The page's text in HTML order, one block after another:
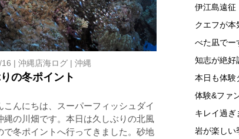
| 沖縄店海ログ | 沖縄
の冬ポイント
こんにちは、スーパーフィッシュダイ
縄の川畑です。本日は久しぶりの北風
で冬ポイントへ行ってきました。砂地
伊江島遠征
クエフが本
べた凪でー
知志が絶好
本日も体験
体験&ファ
キレイ過ぎ
岩が楽しい
不能なクジラの行動や、クジラとの接触によってトラ
能性があります。そして、これらを要因として傷害や
る理由があっても、当ツアー開催主催者とガイド、船